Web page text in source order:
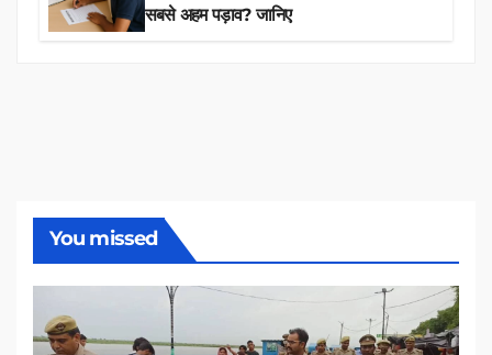
सबसे अहम पड़ाव? जानिए
You missed